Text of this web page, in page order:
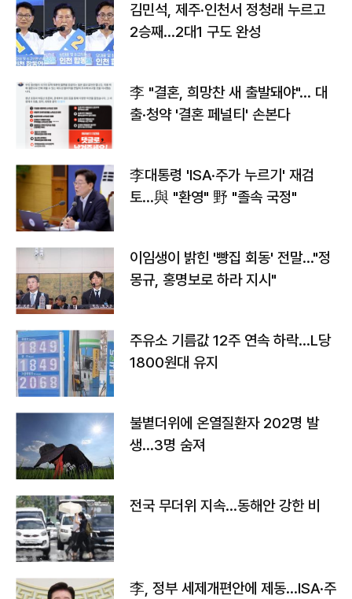
김민석, 제주·인천서 정청래 누르고
2승째…2대1 구도 완성
李 "결혼, 희망찬 새 출발돼야"… 대
출·청약 '결혼 페널티' 손본다
李대통령 'ISA·주가 누르기' 재검
토…與 "환영" 野 "졸속 국정"
이임생이 밝힌 '빵집 회동' 전말…"정
몽규, 홍명보로 하라 지시"
주유소 기름값 12주 연속 하락…L당
1800원대 유지
불볕더위에 온열질환자 202명 발
생…3명 숨져
전국 무더위 지속…동해안 강한 비
李, 정부 세제개편안에 제동…ISA·주